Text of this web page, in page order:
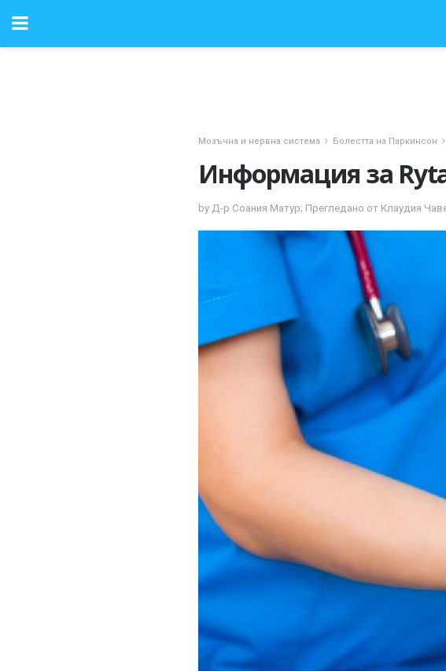
Мозъчна и нервна система Болестта на Паркинсон
Информация за
by Д-р Соания Матур; Прегледано от Клаудия